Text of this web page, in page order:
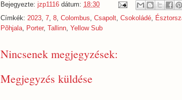
Bejegyezte: jzp1116 dátum: 18:30
Címkék: 2023, 7, 8, Colombus, Csapolt, Csokoládé,
Põhjala, Porter, Tallinn, Yellow Sub
Nincsenek megjegyzések:
Megjegyzés küldése